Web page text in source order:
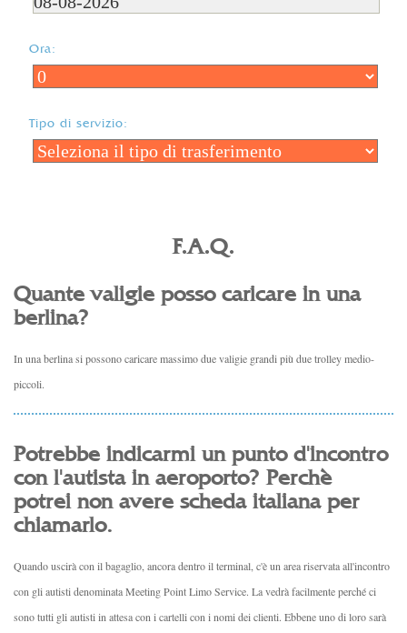
Ora:
Tipo di servizio:
F.A.Q.
Quante valigie posso caricare in una
berlina?
In una berlina si possono caricare massimo due valigie grandi più due trolley medio-
piccoli.
Potrebbe indicarmi un punto d'incontro
con l'autista in aeroporto? Perchè
potrei non avere scheda italiana per
chiamarlo.
Quando uscirà con il bagaglio, ancora dentro il terminal, c'è un area riservata all'incontro
con gli autisti denominata Meeting Point Limo Service. La vedrà facilmente perché ci
sono tutti gli autisti in attesa con i cartelli con i nomi dei clienti. Ebbene uno di loro sarà